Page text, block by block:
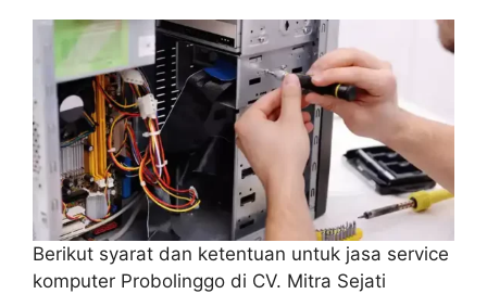
Berikut syarat dan ketentuan untuk jasa service
komputer Probolinggo di CV. Mitra Sejati